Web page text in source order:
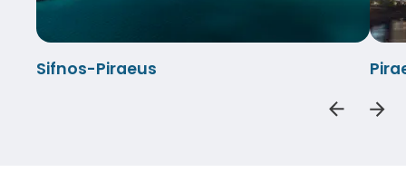
Sifnos-Piraeus